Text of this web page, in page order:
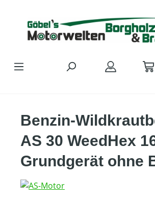
Benzin-
AS 30 WeedHex
Grundgerät ohne